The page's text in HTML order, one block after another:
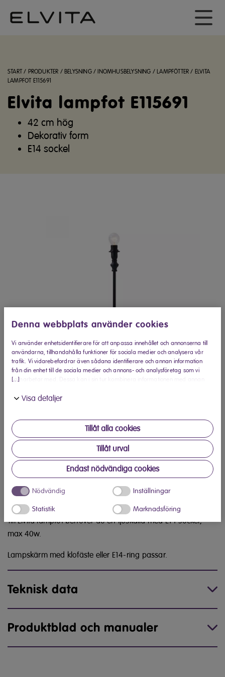
Denna webbplats använder cookies
[...]
Vi använder enhetsidentifierare för att anpassa innehållet och annonserna till
användarna, tillhandahålla funktioner för sociala medier och analysera vår
trafik. Vi vidarebefordrar även sådana identifierare och annan information
från din enhet till de sociala medier och annons- och analysföretag som vi
samarbetar med. Dessa kan i sin tur kombinera informationen med annan
använt deras tjänster.
Visa detaljer
Tillåt alla cookies
Tillåt urval
Endast nödvändiga cookies
Nödvändig Inställningar
Statistik Marknadsföring
START / PRODUKTER /BELYSNING/INOMHUSBELYSNING /LAMPFÖTTER / ELVITA
LAMPFOT E115691
Elvita lampfot E115691
42 cm hög
Dekorativ form
E14 sockel
Köp hos Elon
Hitta din närmaste Elon-butik
Produktinformation
Elvita lampfot är 42 cm hög och tillverkad av metall och
kommer i svart utförande. Formspråket är tidlöst och passar
Till Elvita lampfot behöver du en ljuskälla med E14 sockel,
max 40w.
Lampskärm med klofäste eller E14-ring passar.
Teknisk data
Produktblad och manualer